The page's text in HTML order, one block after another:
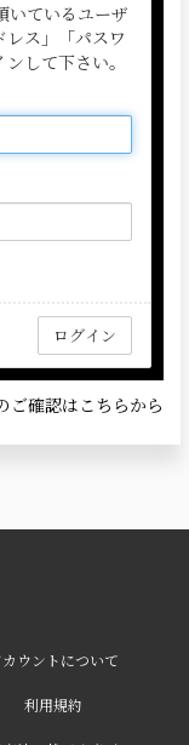
いているユーザ
ス」「パスワ
して下さい。
ご確認はこちらから
カウントについて
利用規約